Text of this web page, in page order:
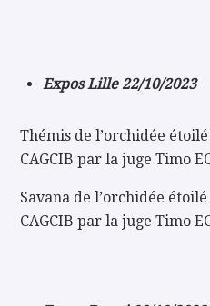
Expos Lille 22/10/2023
Thémis de l’orchidée
CAGCIB par la juge Timo
Savana de l’orchidée
CAGCIB par la juge Timo